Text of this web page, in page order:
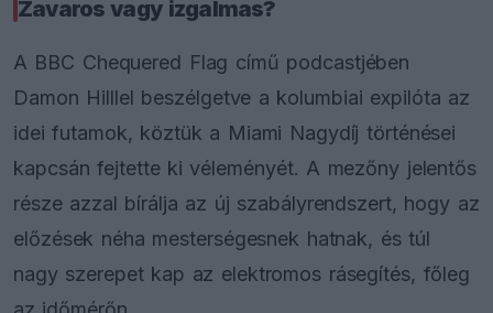
Zavaros vagy izgalmas?
A BBC Chequered Flag című podcastjében
Damon Hilllel beszélgetve a kolumbiai expilóta az
idei futamok, köztük a Miami Nagydíj történései
kapcsán fejtette ki véleményét. A mezőny jelentős
része azzal bírálja az új szabályrendszert, hogy az
előzések néha mesterségesnek hatnak, és túl
nagy szerepet kap az elektromos rásegítés, főleg